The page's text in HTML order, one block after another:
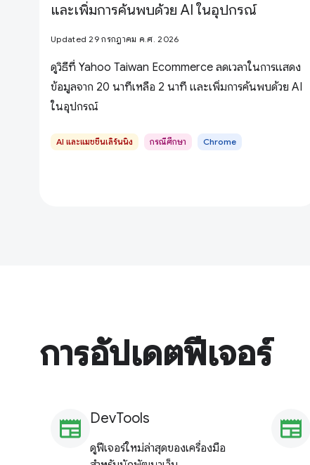
และเพิ่มการค้นพบด้วย AI ในอุปกรณ์
Updated 29 กรกฎาคม ค.ศ. 2026
ดูวิธีที่ Yahoo Taiwan Ecommerce ลดเวลาในการแสดง
ข้อมูลจาก 20 นาทีเหลือ 2 นาที และเพิ่มการค้นพบด้วย AI
ในอุปกรณ์
AI และแมชชีนเลิร์นนิง กรณีศึกษา Chrome
การอัปเดตฟีเจอร์
newspaper DevTools
ดูฟีเจอร์ใหม่ล่าสุดของเครื่องมือ
newspaper